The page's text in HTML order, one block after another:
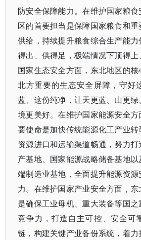
防安全保障能力。在维护国家粮
区的首要担当是保障国家粮食和
供给，持续提升粮食综合生产能
得出、供得足，极端情况下顶得
国家生态安全方面，东北地区的
北方重要的生态安全屏障，守好
蓝、这份纯净，让天更蓝、山更
境更美好。在维护国家能源安全
要使命是加快传统能源化工产业
资源进口和运输渠道畅通，努力
产基地、国家能源战略储备基地
端制造业基地，全面提升能源资
力。在维护国家产业安全方面，
是确保工业母机、重大装备等国
竞争力，打造自主可控、安全可
链，构建关键产业备份系统，着